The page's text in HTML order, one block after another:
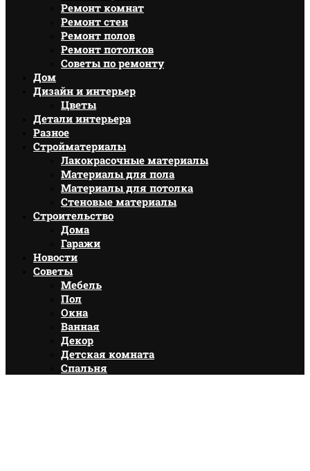
Ремонт комнат
Ремонт стен
Ремонт полов
Ремонт потолков
Советы по ремонту
Дом
Дизайн и интерьер
Цветы
Детали интерьера
Разное
Стройматериалы
Лакокрасочные материалы
Материалы для пола
Материалы для потолка
Стеновые материалы
Строительство
Дома
Гаражи
Новости
Советы
Мебель
Пол
Окна
Ванная
Декор
Детская комната
Спальня